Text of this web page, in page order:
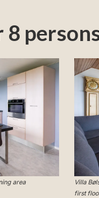
area
Villa
first